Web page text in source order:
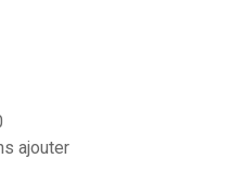
ajouter